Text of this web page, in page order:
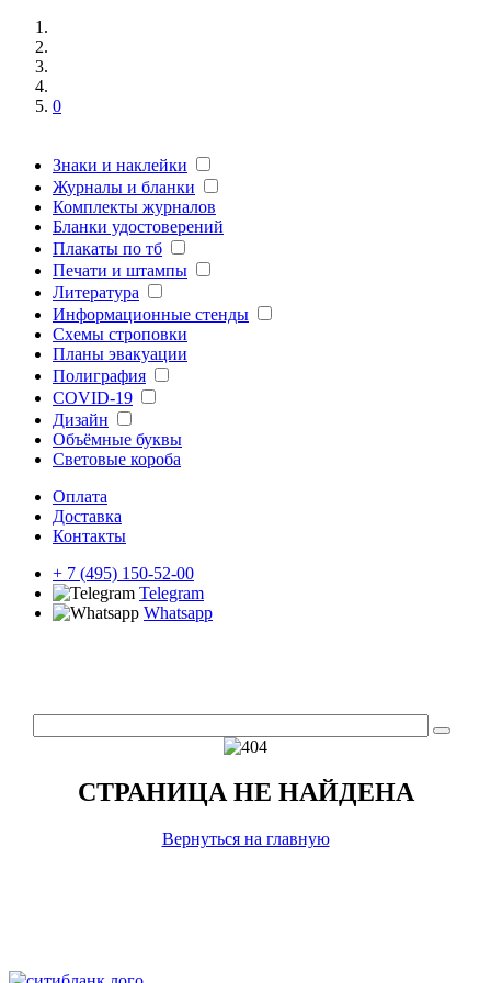
0
Знаки и наклейки
Журналы и бланки
Комплекты журналов
Бланки удостоверений
Плакаты по тб
Печати и штампы
Литература
Информационные стенды
Схемы строповки
Планы эвакуации
Полиграфия
COVID-19
Дизайн
Объёмные буквы
Световые короба
Оплата
Доставка
Контакты
+ 7 (495) 150-52-00
Telegram
Whatsapp
СТРАНИЦА НЕ НАЙДЕНА
Вернуться на главную